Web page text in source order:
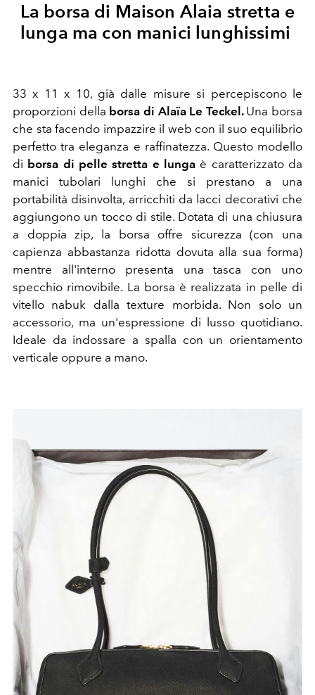
La borsa di Maison Alaia stretta e
lunga ma con manici lunghissimi
33 x 11 x 10, già dalle misure si percepiscono le
proporzioni della borsa di Alaïa Le Teckel. Una borsa
che sta facendo impazzire il web con il suo equilibrio
perfetto tra eleganza e raffinatezza. Questo modello
di borsa di pelle stretta e lunga è caratterizzato da
manici tubolari lunghi che si prestano a una
portabilità disinvolta, arricchiti da lacci decorativi che
aggiungono un tocco di stile. Dotata di una chiusura
a doppia zip, la borsa offre sicurezza (con una
capienza abbastanza ridotta dovuta alla sua forma)
mentre all'interno presenta una tasca con uno
specchio rimovibile. La borsa è realizzata in pelle di
vitello nabuk dalla texture morbida. Non solo un
accessorio, ma un'espressione di lusso quotidiano.
Ideale da indossare a spalla con un orientamento
verticale oppure a mano.